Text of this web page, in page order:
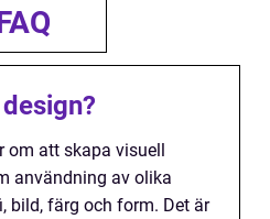
om att skapa visuell
användning av olika
bild, färg och form. Det är